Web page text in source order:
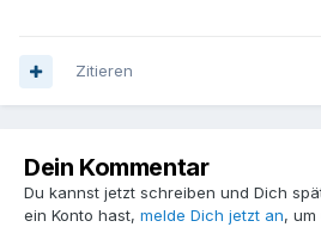
Zitieren
Dein Kommentar
Du kannst jetzt schreiben und Dich
ein Konto hast, melde Dich jetzt an, um